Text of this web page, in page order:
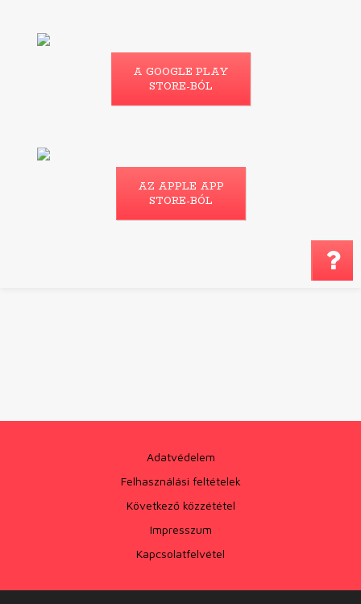
A GOOGLE PLAY
STORE-BÓL
AZ APPLE APP
STORE-BÓL
Adatvédelem
Felhasználási feltételek
Következő közzététel
Impresszum
Kapcsolatfelvétel
Megjegyzés